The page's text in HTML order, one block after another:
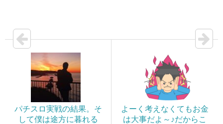
パチスロ実戦の結果。そ
して僕は途方に暮れる
よーく考えなくてもお金
は大事だよ～♪だからこ